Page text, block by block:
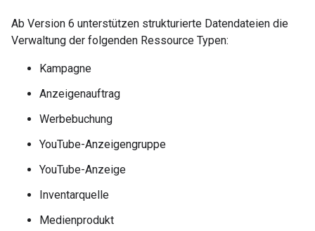
Ab Version 6 unterstützen strukturierte Datendateien die
Verwaltung der folgenden Ressource Typen:
Kampagne
Anzeigenauftrag
Werbebuchung
YouTube-Anzeigengruppe
YouTube-Anzeige
Inventarquelle
Medienprodukt